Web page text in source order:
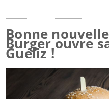
Bonne
Burger ouvre
Guéliz !